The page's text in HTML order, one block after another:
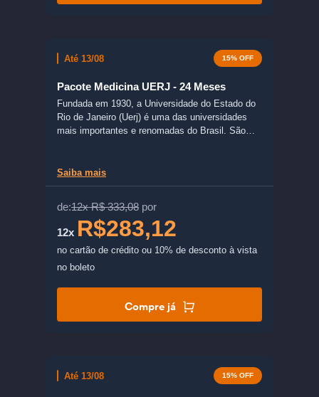
Até 13/08 15% OFF
Pacote Medicina UERJ - 24 Meses
Fundada em 1930, a Universidade do Estado do
Rio de Janeiro (Uerj) é uma das universidades
mais importantes e renomadas do Brasil. São
Saiba mais
de:12x R$ 333,08 por
12x R$283,12
no cartão de crédito ou 10% de desconto à vista
no boleto
Compre já
Até 13/08 15% OFF